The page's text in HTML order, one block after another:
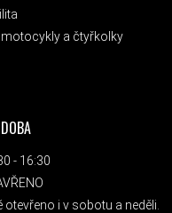
motocykly a čtyřkolky
- 16:30
otevřeno i v sobotu a neděli.